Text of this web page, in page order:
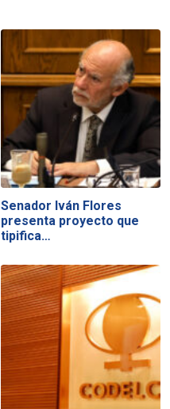
Senador Iván Flores
presenta proyecto que
tipifica…